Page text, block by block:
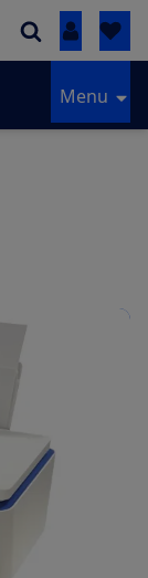
Inloggen
Menu